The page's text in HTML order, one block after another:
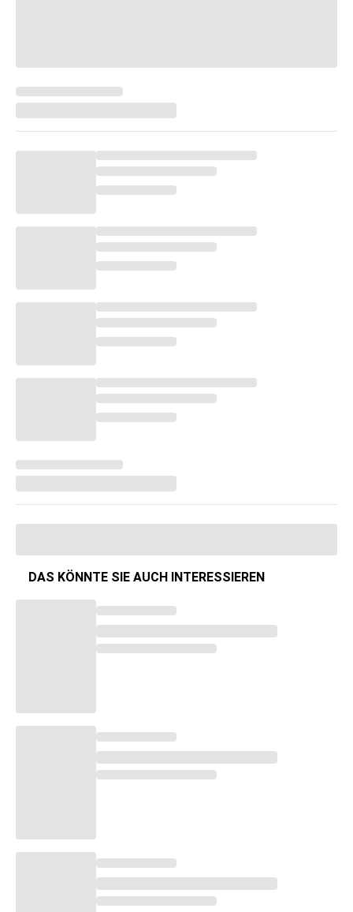
DAS KÖNNTE SIE AUCH INTERESSIEREN